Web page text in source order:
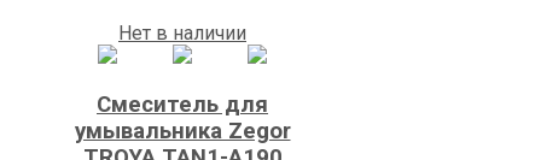
Нет в наличии
Смеситель для
умывальника Zegor